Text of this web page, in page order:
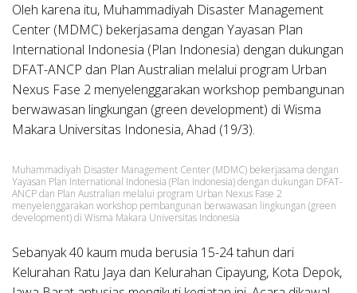
Oleh karena itu, Muhammadiyah Disaster Management
Center (MDMC) bekerjasama dengan Yayasan Plan
International Indonesia (Plan Indonesia) dengan dukungan
DFAT-ANCP dan Plan Australian melalui program Urban
Nexus Fase 2 menyelenggarakan workshop pembangunan
berwawasan lingkungan (green development) di Wisma
Makara Universitas Indonesia, Ahad (19/3).
Muhammadiyah Disaster Management Center (MDMC) bekerjasama dengan
Yayasan Plan International Indonesia (Plan Indonesia) dengan dukungan DFAT-
ANCP dan Plan Australian melalui program Urban Nexus Fase 2
menyelenggarakan workshop pembangunan berwawasan lingkungan (green
development) di Wisma Makara Universitas Indonesia
Sebanyak 40 kaum muda berusia 15-24 tahun dari
Kelurahan Ratu Jaya dan Kelurahan Cipayung, Kota Depok,